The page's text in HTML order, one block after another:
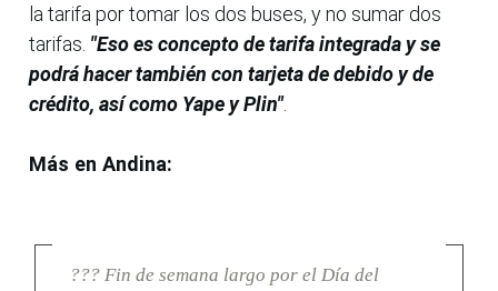
la tarifa por tomar los dos buses, y no sumar dos
tarifas. "Eso es concepto de tarifa integrada y se
podrá hacer también con tarjeta de debido y de
crédito, así como Yape y Plin".
Más en Andina:
??? Fin de semana largo por el Día del